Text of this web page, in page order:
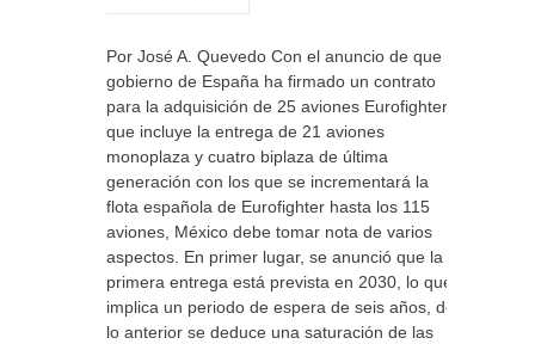
Por José A. Quevedo Con el anuncio de que el
gobierno de España ha firmado un contrato
para la adquisición de 25 aviones Eurofighter
que incluye la entrega de 21 aviones
monoplaza y cuatro biplaza de última
generación con los que se incrementará la
flota española de Eurofighter hasta los 115
aviones, México debe tomar nota de varios
aspectos. En primer lugar, se anunció que la
primera entrega está prevista en 2030, lo que
implica un periodo de espera de seis años, de
lo anterior se deduce una saturación de las